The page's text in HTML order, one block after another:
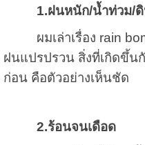
1.ฝนหนัก/น้ำท่วม/
ผมเล่าเรื่อง rain
ฝนแปรปรวน สิ่งที่เกิดขึ้น
ก่อน คือตัวอย่างเห็นชัด
2.ร้อนจนเดือด